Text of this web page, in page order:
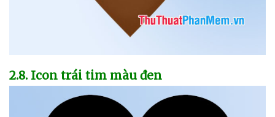
2.8. Icon trái tim màu đen